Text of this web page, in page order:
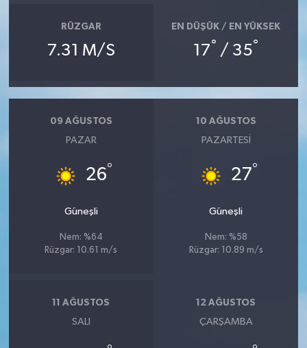
RÜZGAR
7.31 M/S
EN DÜŞÜK / EN YÜKSEK
17° / 35°
09 AĞUSTOS
PAZAR
26°
Güneşli
Nem: %64
Rüzgar: 10.61 m/s
10 AĞUSTOS
PAZARTESI
27°
Güneşli
Nem: %58
Rüzgar: 10.89 m/s
11 AĞUSTOS
SALI
12 AĞUSTOS
ÇARŞAMBA